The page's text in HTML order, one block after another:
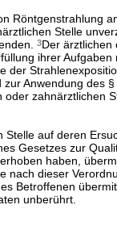
Röntgenstrahlung
Stelle
3Der ärztlichen
ihrer Aufgaben
der
Anwendung des §
zahnärztlichen
auf deren
Gesetzes zur
haben,
nach dieser
Betroffenen
unberührt.